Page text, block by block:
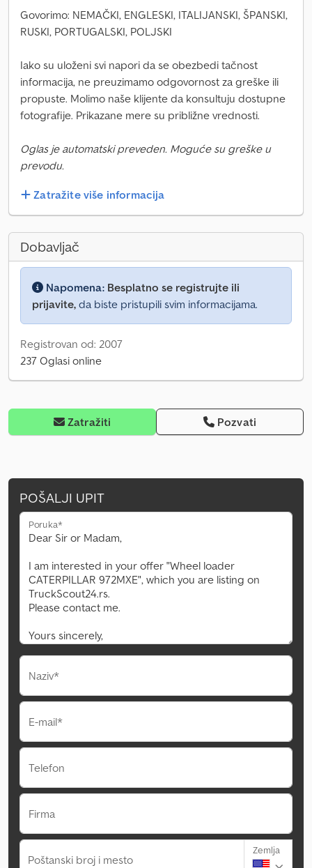
Govorimo: NEMAČKI, ENGLESKI, ITALIJANSKI, ŠPANSKI,
RUSKI, PORTUGALSKI, POLJSKI
Iako su uloženi svi napori da se obezbedi tačnost
informacija, ne preuzimamo odgovornost za greške ili
propuste. Molimo naše klijente da konsultuju dostupne
fotografije. Prikazane mere su približne vrednosti.
Oglas je automatski preveden. Moguće su greške u
prevodu.
Zatražite više informacija
Dobavljač
Napomena: Besplatno se registrujte ili
prijavite, da biste pristupili svim informacijama.
Registrovan od: 2007
237 Oglasi online
Zatražiti Pozvati
POŠALJI UPIT
Poruka*
Naziv*
E-mail*
Telefon
Firma
Poštanski broj i mesto
Zemlja